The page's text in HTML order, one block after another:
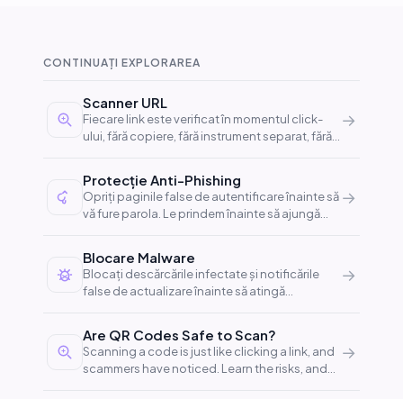
CONTINUAȚI EXPLORAREA
Scanner URL
Fiecare link este verificat în momentul click-
ului, fără copiere, fără instrument separat, fără
→
Protecție Anti-Phishing
Opriți paginile false de autentificare înainte să
vă fure parola. Le prindem înainte să ajungă
→
Blocare Malware
Blocați descărcările infectate și notificările
false de actualizare înainte să atingă
→
Are QR Codes Safe to Scan?
Scanning a code is just like clicking a link, and
scammers have noticed. Learn the risks, and
→